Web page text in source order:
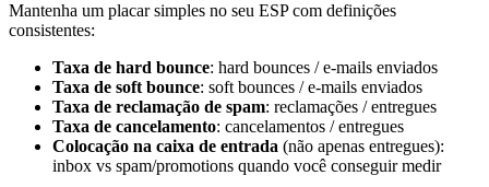
Mantenha um placar simples no seu ESP com definições
consistentes:
Taxa de hard bounce: hard bounces / e-mails enviados
Taxa de soft bounce: soft bounces / e-mails enviados
Taxa de reclamação de spam: reclamações / entregues
Taxa de cancelamento: cancelamentos / entregues
Colocação na caixa de entrada (não apenas entregues):
inbox vs spam/promotions quando você conseguir medir